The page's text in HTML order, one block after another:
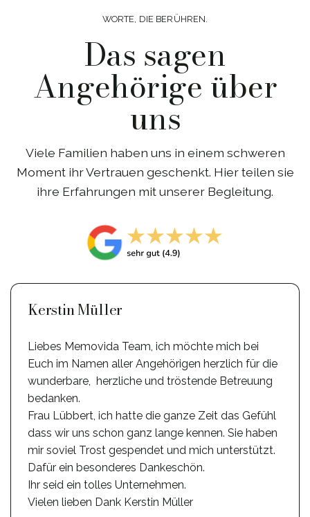
WORTE, DIE BERÜHREN.
Das sagen
Angehörige über
uns
Viele Familien haben uns in einem schweren
Moment ihr Vertrauen geschenkt. Hier teilen sie
ihre Erfahrungen mit unserer Begleitung.
Kerstin Müller
Liebes Memovida Team, ich möchte mich bei
Euch im Namen aller Angehörigen herzlich für die
wunderbare, herzliche und tröstende Betreuung
bedanken.
Frau Lübbert, ich hatte die ganze Zeit das Gefühl
dass wir uns schon ganz lange kennen. Sie haben
mir soviel Trost gespendet und mich unterstützt.
Dafür ein besonderes Dankeschön.
Ihr seid ein tolles Unternehmen.
Vielen lieben Dank Kerstin Müller